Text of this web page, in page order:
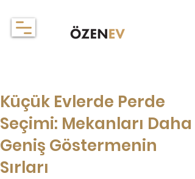
Küçük Evlerde Perde
Seçimi: Mekanları Daha
Geniş Göstermenin
Sırları